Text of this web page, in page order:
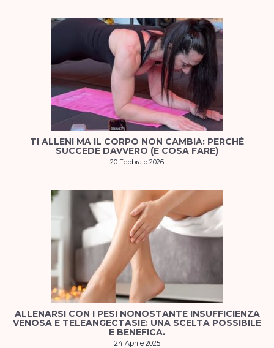
TI ALLENI MA IL CORPO NON CAMBIA: PERCHÉ
SUCCEDE DAVVERO (E COSA FARE)
20 Febbraio 2026
ALLENARSI CON I PESI NONOSTANTE INSUFFICIENZA
VENOSA E TELEANGECTASIE: UNA SCELTA POSSIBILE
E BENEFICA.
24 Aprile 2025